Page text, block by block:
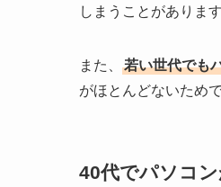
しまうことがあります
また、 若い世代でも
がほとんどないためで
40代でパソコ